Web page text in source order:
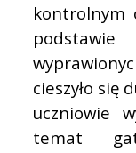
kontrolnym
cieszyło się
uczniowie
temat